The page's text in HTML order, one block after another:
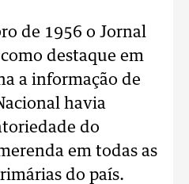
de 1956 o Jornal
destaque em
a informação de
havia
do
em todas as
do país.